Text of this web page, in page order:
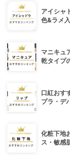
アイシャ
色&ラメ
マニキュ
乾タイプ
口紅おす
プラ・デ
化粧下地
ス・敏感